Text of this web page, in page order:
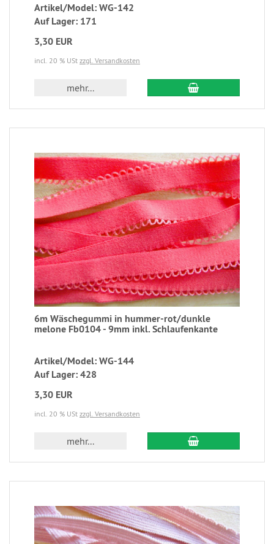
Artikel/Model: WG-142
Auf Lager: 171
3,30 EUR
incl. 20 % USt zzgl. Versandkosten
mehr...
6m Wäschegummi in hummer-rot/dunkle
melone Fb0104 - 9mm inkl. Schlaufenkante
Artikel/Model: WG-144
Auf Lager: 428
3,30 EUR
incl. 20 % USt zzgl. Versandkosten
mehr...